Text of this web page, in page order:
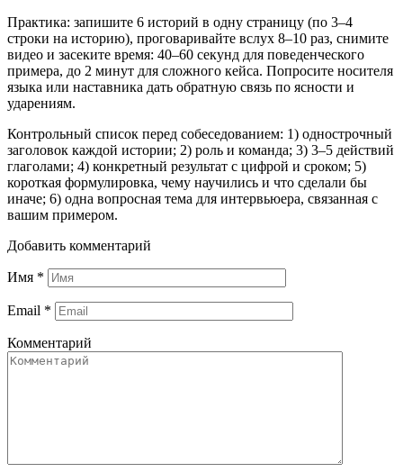
Практика: запишите 6 историй в одну страницу (по 3–4
строки на историю), проговаривайте вслух 8–10 раз, снимите
видео и засеките время: 40–60 секунд для поведенческого
примера, до 2 минут для сложного кейса. Попросите носителя
языка или наставника дать обратную связь по ясности и
ударениям.
Контрольный список перед собеседованием: 1) однострочный
заголовок каждой истории; 2) роль и команда; 3) 3–5 действий
глаголами; 4) конкретный результат с цифрой и сроком; 5)
короткая формулировка, чему научились и что сделали бы
иначе; 6) одна вопросная тема для интервьюера, связанная с
вашим примером.
Добавить комментарий
Имя *
Email *
Комментарий